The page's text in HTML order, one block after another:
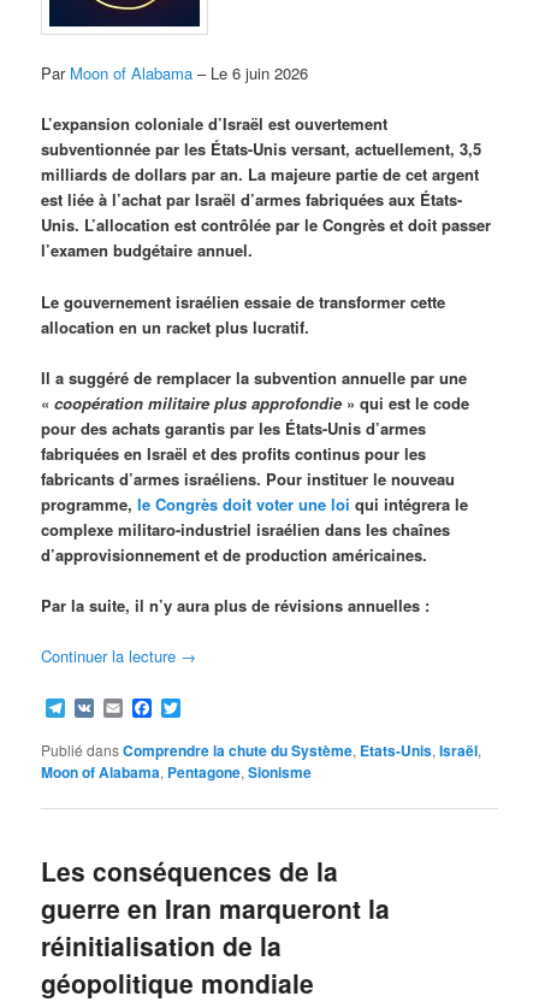
Par Moon of Alabama – Le 6 juin 2026
L’expansion coloniale d’Israël est ouvertement
subventionnée par les États-Unis versant, actuellement, 3,5
milliards de dollars par an. La majeure partie de cet argent
est liée à l’achat par Israël d’armes fabriquées aux États-
Unis. L’allocation est contrôlée par le Congrès et doit passer
l’examen budgétaire annuel.
Le gouvernement israélien essaie de transformer cette
allocation en un racket plus lucratif.
Il a suggéré de remplacer la subvention annuelle par une
«coopération militaire plus approfondie » qui est le code
pour des achats garantis par les États-Unis d’armes
fabriquées en Israël et des profits continus pour les
fabricants d’armes israéliens. Pour instituer le nouveau
programme,le Congrès doit voter une loi qui intégrera le
complexe militaro-industriel israélien dans les chaînes
d’approvisionnement et de production américaines.
Par la suite, il n’y aura plus de révisions annuelles :
Continuer la lecture →
Telegram
VK EmailFacebook
Publié dansComprendre la chute du Système, Etats-Unis,Israël,
Moon of Alabama, Pentagone,Sionisme
Les conséquences de la
guerre en Iran marqueront la
réinitialisation de la
géopolitique mondiale